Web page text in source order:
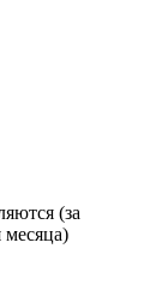
(за
месяца)